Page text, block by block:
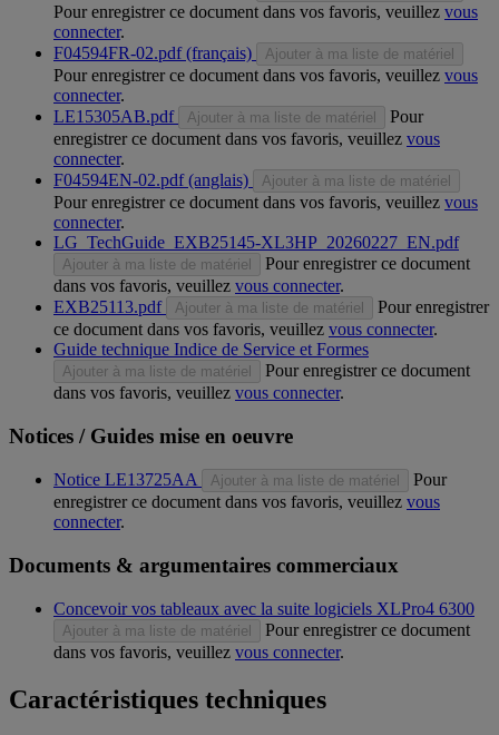
Pour enregistrer ce document dans vos favoris, veuillez vous
connecter.
F04594FR-02.pdf (français)
Ajouter à ma liste de matériel
Pour enregistrer ce document dans vos favoris, veuillez vous
connecter.
LE15305AB.pdf
Ajouter à ma liste de matériel
Pour
enregistrer ce document dans vos favoris, veuillez vous
connecter.
F04594EN-02.pdf (anglais)
Ajouter à ma liste de matériel
Pour enregistrer ce document dans vos favoris, veuillez vous
connecter.
LG_TechGuide_EXB25145-XL3HP_20260227_EN.pdf
Ajouter à ma liste de matériel
Pour enregistrer ce document
dans vos favoris, veuillez vous connecter.
EXB25113.pdf
Ajouter à ma liste de matériel
Pour enregistrer
ce document dans vos favoris, veuillez vous connecter.
Guide technique Indice de Service et Formes
Ajouter à ma liste de matériel
Pour enregistrer ce document
dans vos favoris, veuillez vous connecter.
Notices / Guides mise en oeuvre
Notice LE13725AA Ajouter à ma liste de matériel
Pour
enregistrer ce document dans vos favoris, veuillez vous
connecter.
Documents & argumentaires commerciaux
Concevoir vos tableaux avec la suite logiciels XLPro4 6300
Ajouter à ma liste de matériel
Pour enregistrer ce document
dans vos favoris, veuillez vous connecter.
Caractéristiques techniques